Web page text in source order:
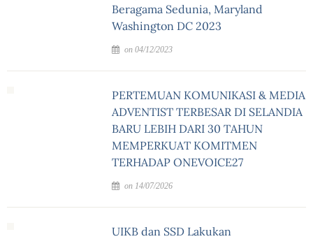
Beragama Sedunia, Maryland
Washington DC 2023
on 04/12/2023
PERTEMUAN KOMUNIKASI & MEDIA
ADVENTIST TERBESAR DI SELANDIA
BARU LEBIH DARI 30 TAHUN
MEMPERKUAT KOMITMEN
TERHADAP ONEVOICE27
on 14/07/2026
UIKB dan SSD Lakukan